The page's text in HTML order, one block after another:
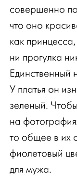
совершенно
что оно
как
ни прогулка
Единственный
У платья он
зеленый.
на
то общее в их
фиолетовый
для мужа.